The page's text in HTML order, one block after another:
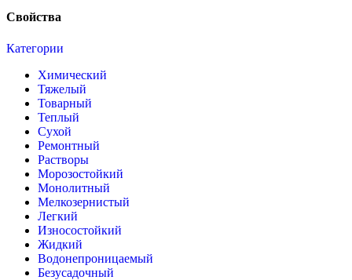
Свойства
Категории
Химический
Тяжелый
Товарный
Теплый
Сухой
Ремонтный
Растворы
Морозостойкий
Монолитный
Мелкозернистый
Легкий
Износостойкий
Жидкий
Водонепроницаемый
Безусадочный